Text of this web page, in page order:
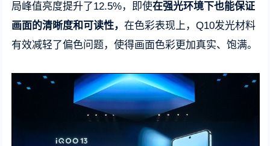
局峰值亮度提升了12.5%，即使在强光环境下也能保证
画面的清晰度和可读性，在色彩表现上，Q10发光材料
有效减轻了偏色问题，使得画面色彩更加真实、饱满。